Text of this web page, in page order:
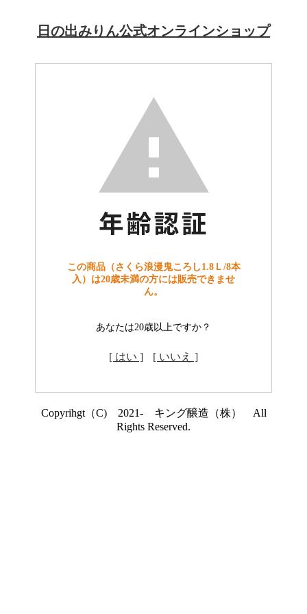
日の出みりん公式オンラインショップ
この商品（さくら浪漫鬼ころし1.8Ｌ/8本
入）は20歳未満の方には販売できませ
ん。
あなたは20歳以上ですか？
[ はい ] [ いいえ ]
Copyrihgt（C) 2021- キング醸造（株） All
Rights Reserved.